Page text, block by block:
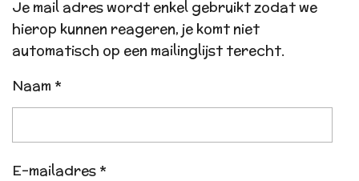
Je mail adres wordt enkel gebruikt zodat we
hierop kunnen reageren, je komt niet
automatisch op een mailinglijst terecht.
Naam *
E-mailadres *